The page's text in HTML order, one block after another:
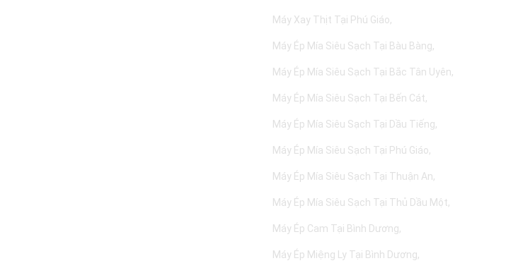
Máy Xay Thịt Tại Phú Giáo
Máy Ép Mía Siêu Sạch Tại Bàu Bàng
Máy Ép Mía Siêu Sạch Tại Bắc Tân Uyên
Máy Ép Mía Siêu Sạch Tại Bến Cát
Máy Ép Mía Siêu Sạch Tại Dầu Tiếng
Máy Ép Mía Siêu Sạch Tại Phú Giáo
Máy Ép Mía Siêu Sạch Tại Thuận An
Máy Ép Mía Siêu Sạch Tại Thủ Dầu Một
Máy Ép Cam Tại Bình Dương
Máy Ép Miệng Ly Tại Bình Dương